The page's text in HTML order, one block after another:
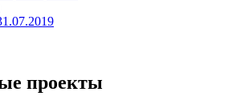
проекты